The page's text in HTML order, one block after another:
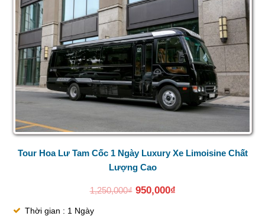
Tour Hoa Lư Tam Cốc 1 Ngày Luxury Xe Limoisine Chất
Lượng Cao
1,250,000₫ 950,000₫
Thời gian : 1 Ngày